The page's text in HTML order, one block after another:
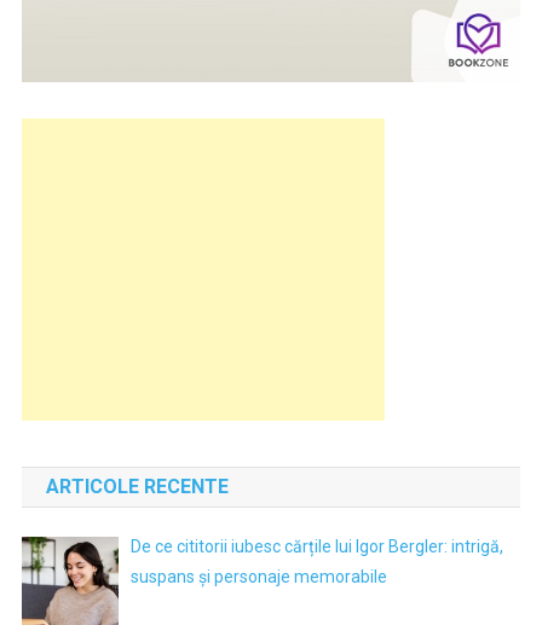
ARTICOLE RECENTE
De ce cititorii iubesc cărțile lui Igor Bergler: intrigă,
suspans și personaje memorabile